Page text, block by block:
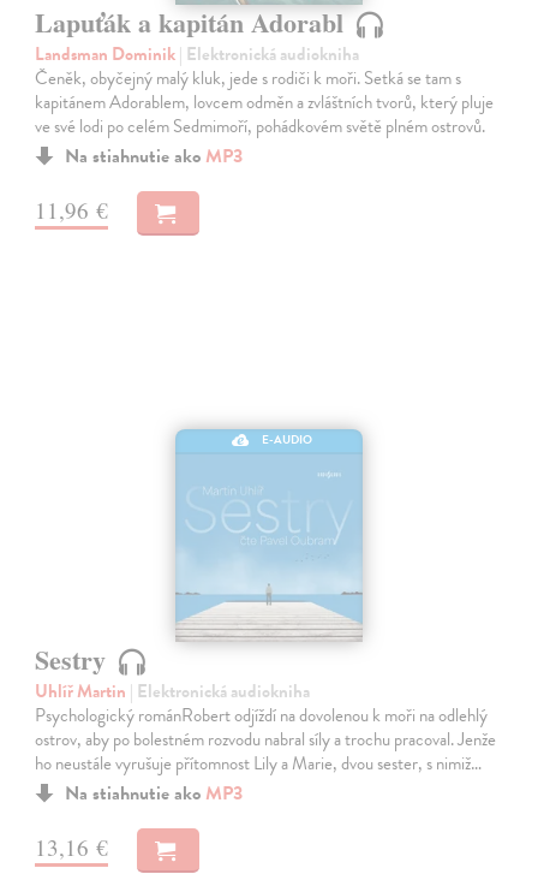
Lapuťák a kapitán Adorabl
Landsman Dominik| Elektronická audiokniha
Čeněk, obyčejný malý kluk, jede s rodiči k moři. Setká se tam s
kapitánem Adorablem, lovcem odměn a zvláštních tvorů, který pluje
ve své lodi po celém Sedmimoří, pohádkovém světě plném ostrovů.
Na stiahnutie ako MP3
11,96 €
E-AUDIO
Sestry
Uhlíř Martin | Elektronická audiokniha
Psychologický románRobert odjíždí na dovolenou k moři na odlehlý
ostrov, aby po bolestném rozvodu nabral síly a trochu pracoval. Jenže
ho neustále vyrušuje přítomnost Lily a Marie, dvou sester, s nimiž…
Na stiahnutie ako MP3
13,16 €